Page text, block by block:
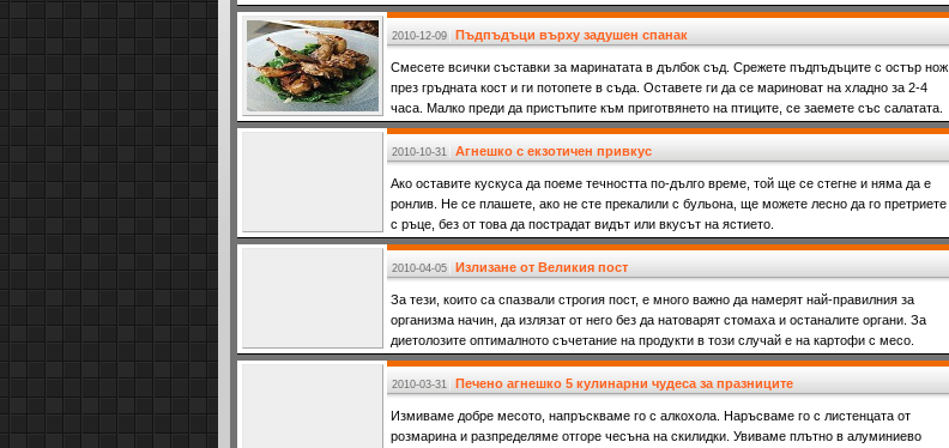
2010-12-09 Пъдпъдъци върху задушен спанак
Смесете всички съставки за маринатата в дълбок съд. Срежете пъдпъдъците с остър нож
през гръдната кост и ги потопете в съда. Оставете ги да се мариноват на хладно за 2-4
часа. Малко преди да пристъпите към приготвянето на птиците, се заемете със салатата.
2010-10-31 Агнешко с екзотичен привкус
Ако оставите кускуса да поеме течността по-дълго време, той ще се стегне и няма да е
ронлив. Не се плашете, ако не сте прекалили с бульона, ще можете лесно да го претриете
с ръце, без от това да пострадат видът или вкусът на ястието.
2010-04-05 Излизане от Великия пост
За тези, които са спазвали строгия пост, е много важно да намерят най-правилния за
организма начин, да излязат от него без да натоварят стомаха и останалите органи. За
диетолозите оптималното съчетание на продукти в този случай е на картофи с месо.
2010-03-31 Печено агнешко 5 кулинарни чудеса за празниците
Измиваме добре месото, напръскваме го с алкохола. Наръсваме го с листенцата от
розмарина и разпределяме отгоре чесъна на скилидки. Увиваме плътно в алуминиево